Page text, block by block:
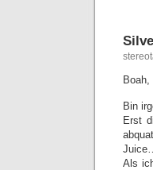
Bin
Erst
Als